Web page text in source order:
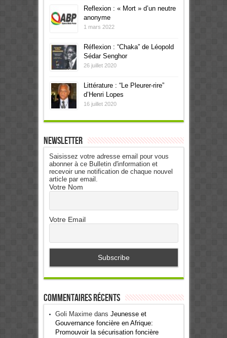
Reflexion : « Mort » d’un neutre
anonyme
1 mars 2022
Réflexion : “Chaka” de Léopold
Sédar Senghor
26 juillet 2020
Littérature : “Le Pleurer-rire”
d’Henri Lopes
16 juillet 2020
Newsletter
Saisissez votre adresse email pour vous
abonner à ce Bulletin d'information et
recevoir une notification de chaque nouvel
article par email.
Votre Nom
Votre Email
Commentaires récents
Goli Maximedans Jeunesse et
Gouvernance foncière en Afrique:
Promouvoir la sécurisation foncière